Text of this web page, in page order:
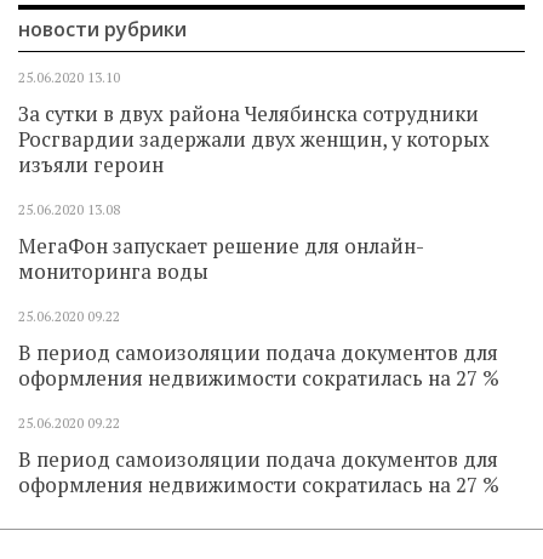
новости рубрики
25.06.2020 13.10
За сутки в двух района Челябинска сотрудники
Росгвардии задержали двух женщин, у которых
изъяли героин
25.06.2020 13.08
МегаФон запускает решение для онлайн-
мониторинга воды
25.06.2020 09.22
В период самоизоляции подача документов для
оформления недвижимости сократилась на 27 %
25.06.2020 09.22
В период самоизоляции подача документов для
оформления недвижимости сократилась на 27 %